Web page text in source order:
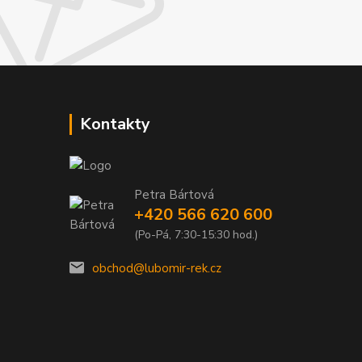
Kontakty
Petra Bártová
+420 566 620 600
(Po-Pá, 7:30-15:30 hod.)
obchod@lubomir-rek.cz